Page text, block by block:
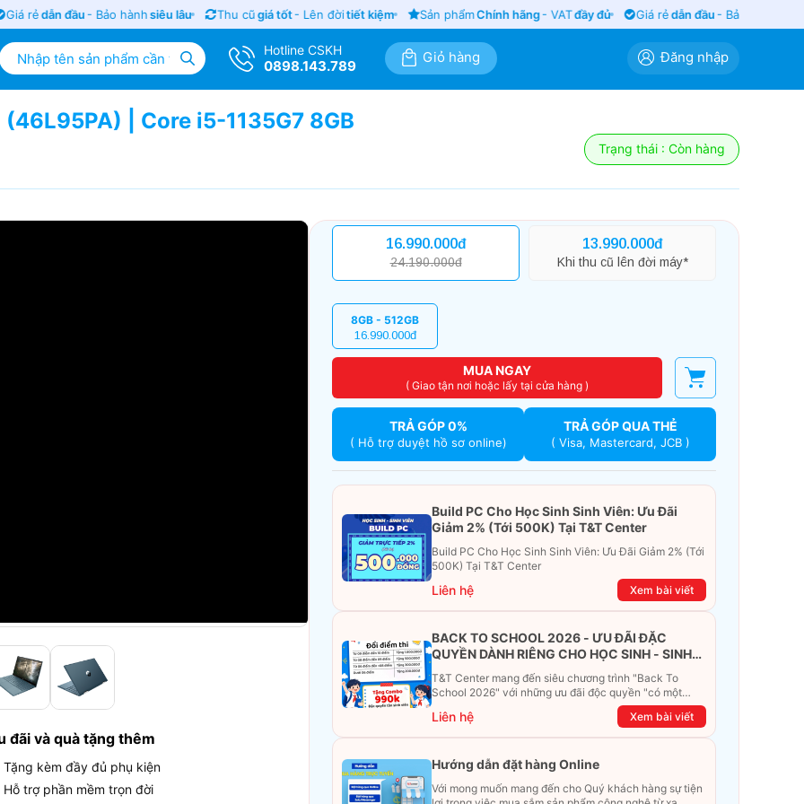
rẻ dẫn đầu- Bảo hànhsiêu lâu Thu cũ giá tốt- Lên đờitiết kiệm Sản phẩmChính hãng- VATđầy đủ Giá rẻ dẫn đầu- Bảo hành
Hotline CSKH
0898.143.789
Giỏ hàng Đăng nhập
| Core i5-1135G7 8GB
Trạng thái : Còn hàng
đãi và quà tặng thêm
Tặng kèm đầy đủ phụ kiện
Hỗ trợ phần mềm trọn đời
16.990.000đ
24.190.000đ
13.990.000đ
Khi thu cũ lên đời máy*
8GB - 512GB
16.990.000đ
MUA NGAY
( Giao tận nơi hoặc lấy tại cửa hàng )
TRẢ GÓP 0%
( Hỗ trợ duyệt hồ sơ online)
TRẢ GÓP QUA THẺ
( Visa, Mastercard, JCB )
Build PC Cho Học Sinh Sinh Viên: Ưu Đãi
Giảm 2% (Tới 500K) Tại T&T Center
Build PC Cho Học Sinh Sinh Viên: Ưu Đãi Giảm 2% (Tới
500K) Tại T&T Center
Liên hệ Xem bài viết
BACK TO SCHOOL 2026 - ƯU ĐÃI ĐẶC
QUYỀN DÀNH RIÊNG CHO HỌC SINH - SINH
T&T Center mang đến siêu chương trình "Back To
School 2026" với những ưu đãi độc quyền "có một
không hai". Đừng để chiếc ví phải "ét-ô-ét", cùng
khám phá ngay ưu đãi siêu khủng dưới đây nhé!
Liên hệ Xem bài viết
Hướng dẫn đặt hàng Online
Với mong muốn mang đến cho Quý khách hàng sự tiện